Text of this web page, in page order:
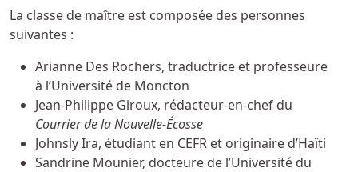
La classe de maître est composée des personnes
suivantes :
Arianne Des Rochers, traductrice et professeure
à l’Université de Moncton
Jean-Philippe Giroux, rédacteur-en-chef du
Courrier de la Nouvelle-Écosse
Johnsly Ira, étudiant en CEFR et originaire d’Haïti
Sandrine Mounier, docteure de l’Université du